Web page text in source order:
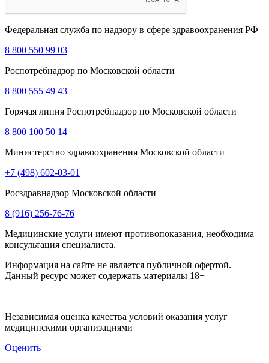
Федеральная служба по надзору в сфере здравоохранения РФ
8 800 550 99 03
Роспотребнадзор по Московской области
8 800 555 49 43
Горячая линия Роспотребнадзор по Московской области
8 800 100 50 14
Министерство здравоохранения Московской области
+7 (498) 602-03-01
Росздравнадзор Московской области
8 (916) 256-76-76
Медицинские услуги имеют противопоказания, необходима
консультация специалиста.
Информация на сайте не является публичной офертой.
Данный ресурс может содержать материалы 18+
Независимая оценка качества условий оказания услуг
медицинскими организациями
Оценить